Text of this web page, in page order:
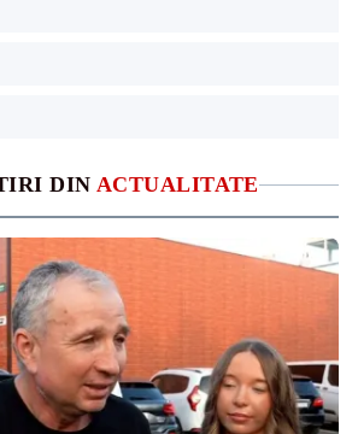
DIN ACTUALITATE